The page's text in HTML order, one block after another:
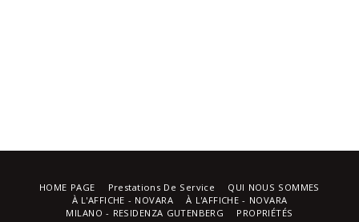
HOME PAGE Prestations De Service
QUI NOUS SOMMES
À L'AFFICHE - NOVARA
À L'AFFICHE - NOVARA
MILANO - RESIDENZA GUTENBERG
PROPRIÉTÉS